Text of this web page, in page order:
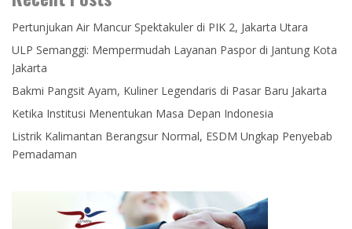
Pertunjukan Air Mancur Spektakuler di PIK 2, Jakarta Utara
ULP Semanggi: Mempermudah Layanan Paspor di Jantung Kota
Jakarta
Bakmi Pangsit Ayam, Kuliner Legendaris di Pasar Baru Jakarta
Ketika Institusi Menentukan Masa Depan Indonesia
Listrik Kalimantan Berangsur Normal, ESDM Ungkap Penyebab
Pemadaman